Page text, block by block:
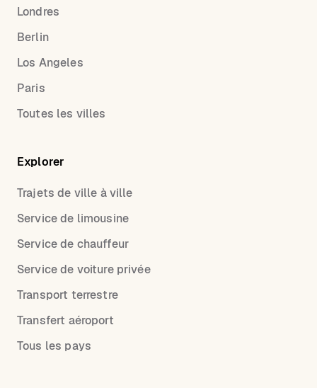
Londres
Berlin
Los Angeles
Paris
Toutes les villes
Explorer
Trajets de ville à ville
Service de limousine
Service de chauffeur
Service de voiture privée
Transport terrestre
Transfert aéroport
Tous les pays